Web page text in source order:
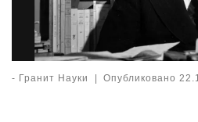
- Гранит Науки | Опубликовано